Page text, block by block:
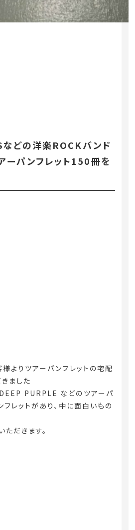
どの洋楽ROCKバンド
ーパンフレット150冊を
よりツアーパンフレットの宅配
ました
PURPLE などのツアーパ
フレットがあり、中に面白いもの
ただきます。